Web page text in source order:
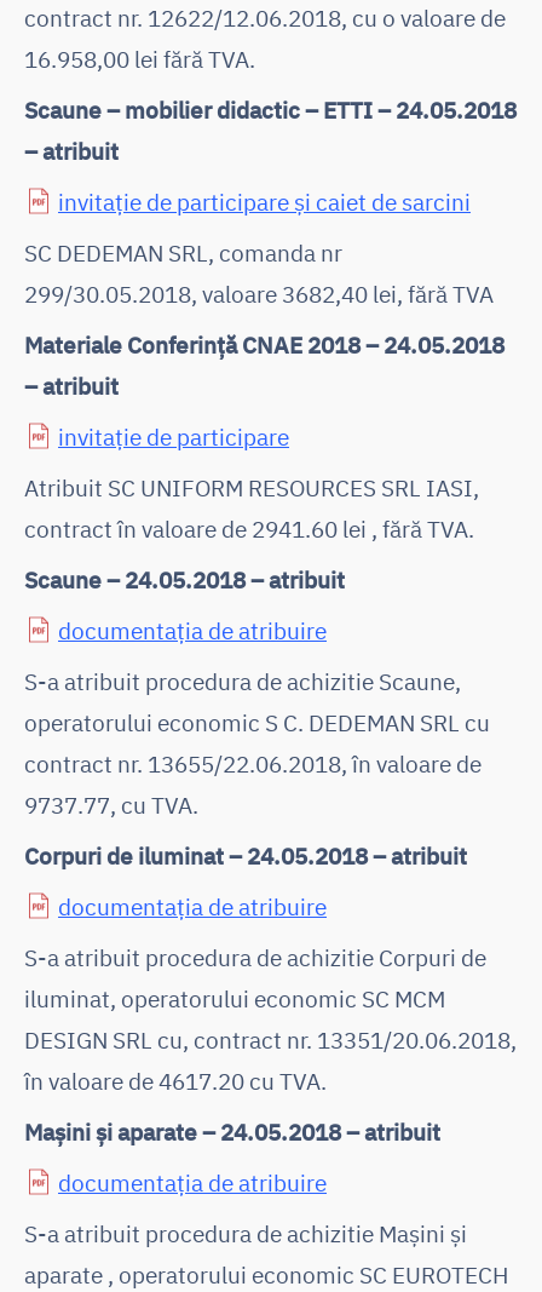
contract nr. 12622/12.06.2018, cu o valoare de
16.958,00 lei fără TVA.
Scaune – mobilier didactic – ETTI – 24.05.2018
– atribuit
invitație de participare și caiet de sarcini
SC DEDEMAN SRL, comanda nr
299/30.05.2018, valoare 3682,40 lei, fără TVA
Materiale Conferință CNAE 2018 – 24.05.2018
– atribuit
invitație de participare
Atribuit SC UNIFORM RESOURCES SRL IASI,
contract în valoare de 2941.60 lei , fără TVA.
Scaune – 24.05.2018 – atribuit
documentația de atribuire
S-a atribuit procedura de achizitie Scaune,
operatorului economic S C. DEDEMAN SRL cu
contract nr. 13655/22.06.2018, în valoare de
9737.77, cu TVA.
Corpuri de iluminat – 24.05.2018 – atribuit
documentația de atribuire
S-a atribuit procedura de achizitie Corpuri de
iluminat, operatorului economic SC MCM
DESIGN SRL cu, contract nr. 13351/20.06.2018,
în valoare de 4617.20 cu TVA.
Mașini și aparate – 24.05.2018 – atribuit
documentația de atribuire
S-a atribuit procedura de achizitie Mașini și
aparate , operatorului economic SC EUROTECH